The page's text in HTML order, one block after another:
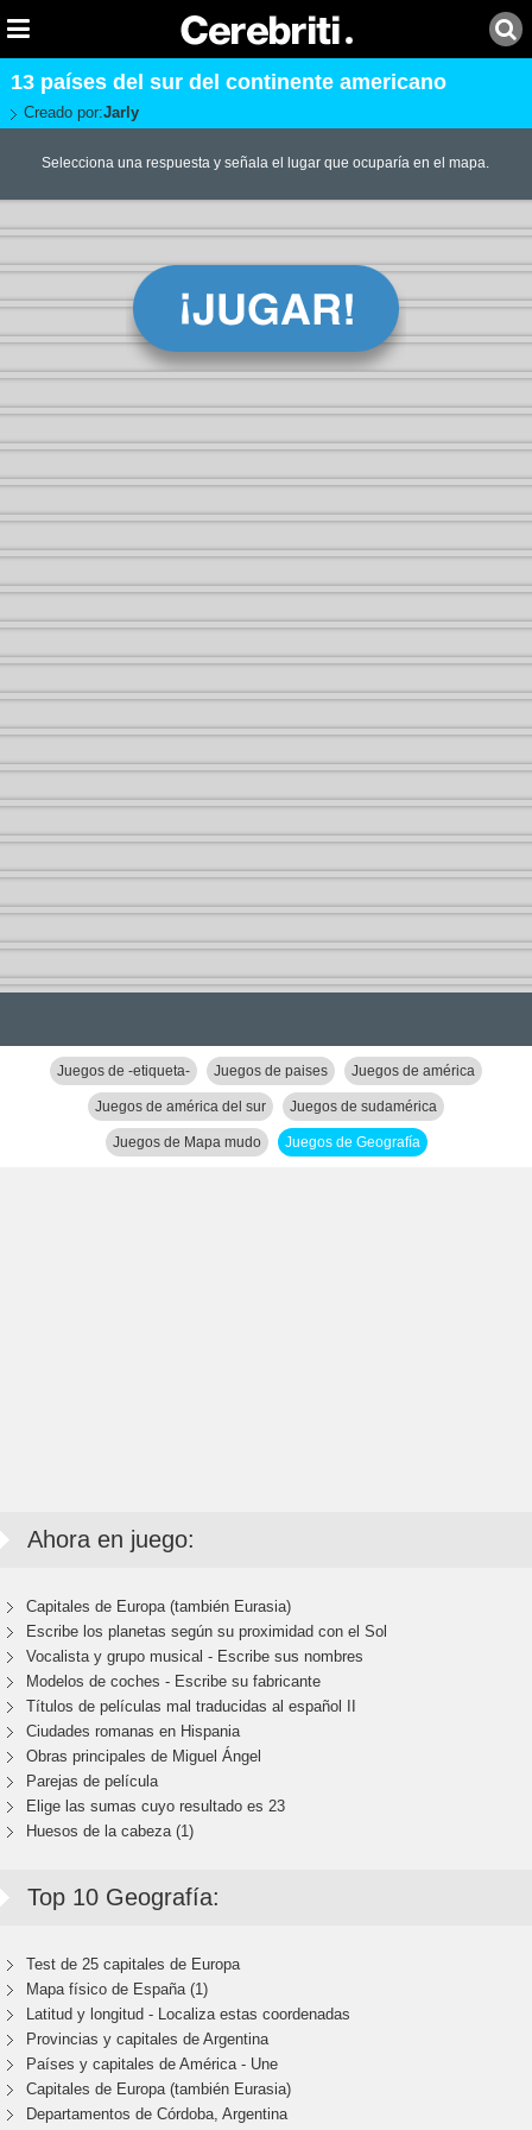
13 países del sur del continente americano
Creado por:Jarly
Selecciona una respuesta y señala el lugar que ocuparía en el mapa.
Juegos de -etiqueta- Juegos de paises Juegos de américa
Juegos de américa del sur Juegos de sudamérica
Juegos de Mapa mudo Juegos de Geografía
Ahora en juego:
Capitales de Europa (también Eurasia)
Escribe los planetas según su proximidad con el Sol
Vocalista y grupo musical - Escribe sus nombres
Modelos de coches - Escribe su fabricante
Títulos de películas mal traducidas al español II
Ciudades romanas en Hispania
Obras principales de Miguel Ángel
Parejas de película
Elige las sumas cuyo resultado es 23
Huesos de la cabeza (1)
Top 10 Geografía:
Test de 25 capitales de Europa
Mapa físico de España (1)
Latitud y longitud - Localiza estas coordenadas
Provincias y capitales de Argentina
Países y capitales de América - Une
Capitales de Europa (también Eurasia)
Departamentos de Córdoba, Argentina